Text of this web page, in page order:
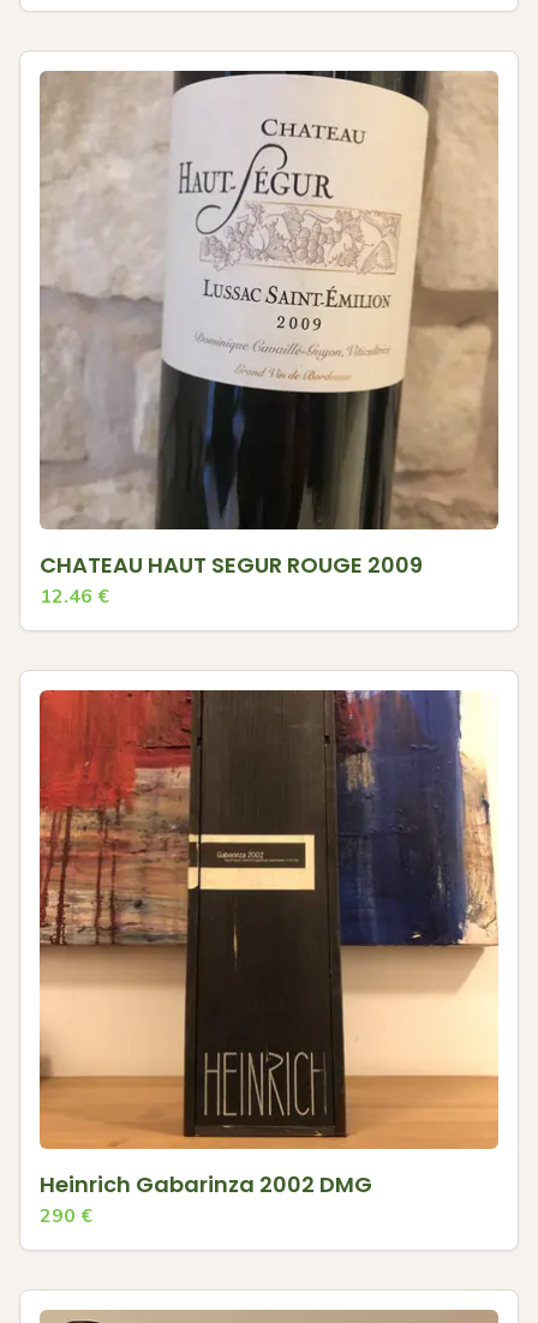
CHATEAU HAUT SEGUR ROUGE 2009
12.46 €
Heinrich Gabarinza 2002 DMG
290 €